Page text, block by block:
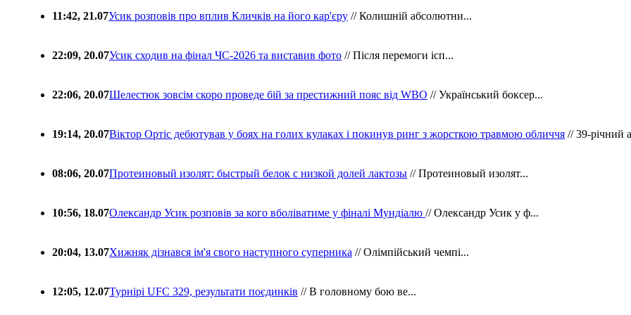
11:42, 21.07Усик розповів про вплив Кличків на його кар'єру // Колишній абсолютни...
22:09, 20.07Усик сходив на фінал ЧС-2026 та виставив фото // Після перемоги ісп...
22:06, 20.07Шелестюк зовсім скоро проведе бій за престижний пояс від WBO // Український боксер...
19:14, 20.07Віктор Ортіс дебютував у боях на голих кулаках і покинув ринг з жорсткою травмою обличчя // 39-річний
08:06, 20.07Протеиновый изолят: быстрый белок с низкой долей лактозы // Протеиновый изолят...
10:56, 18.07Олександр Усик розповів за кого вболіватиме у фіналі Мундіалю // Олександр Усик у ф...
20:04, 13.07Хижняк дізнався ім'я свого наступного суперника // Олімпійський чемпі...
12:05, 12.07Турнірі UFC 329, результати поєдинків // В головному бою ве...